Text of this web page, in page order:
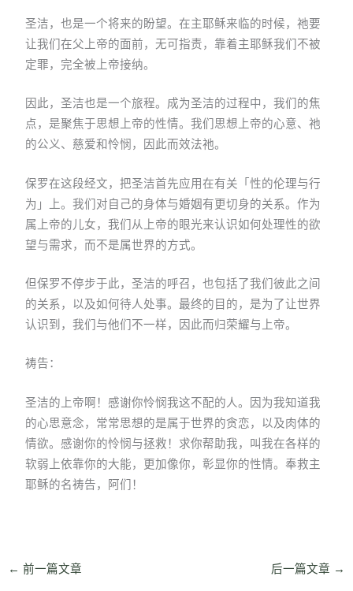
圣洁，也是一个将来的盼望。在主耶稣来临的时候，祂要
让我们在父上帝的面前，无可指责，靠着主耶稣我们不被
定罪，完全被上帝接纳。
因此，圣洁也是一个旅程。成为圣洁的过程中，我们的焦
点，是聚焦于思想上帝的性情。我们思想上帝的心意、祂
的公义、慈爱和怜悯，因此而效法祂。
保罗在这段经文，把圣洁首先应用在有关「性的伦理与行
为」上。我们对自己的身体与婚姻有更切身的关系。作为
属上帝的儿女，我们从上帝的眼光来认识如何处理性的欲
望与需求，而不是属世界的方式。
但保罗不停步于此，圣洁的呼召，也包括了我们彼此之间
的关系，以及如何待人处事。最终的目的，是为了让世界
认识到，我们与他们不一样，因此而归荣耀与上帝。
祷告：
圣洁的上帝啊！感谢你怜悯我这不配的人。因为我知道我
的心思意念，常常思想的是属于世界的贪恋，以及肉体的
情欲。感谢你的怜悯与拯救！求你帮助我，叫我在各样的
软弱上依靠你的大能，更加像你，彰显你的性情。奉救主
耶稣的名祷告，阿们！
← 前一篇文章 后一篇文章 →